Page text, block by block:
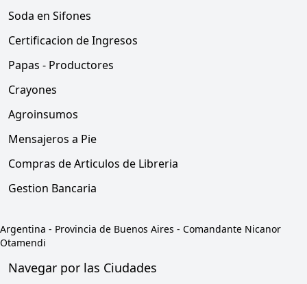
Soda en Sifones
Certificacion de Ingresos
Papas - Productores
Crayones
Agroinsumos
Mensajeros a Pie
Compras de Articulos de Libreria
Gestion Bancaria
Argentina - Provincia de Buenos Aires - Comandante Nicanor
Otamendi
Navegar por las Ciudades